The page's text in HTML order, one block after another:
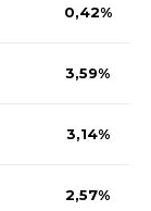
0,42%
3,59%
3,14%
2,57%